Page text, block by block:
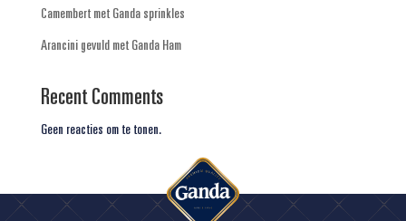
Camembert met Ganda sprinkles
Arancini gevuld met Ganda Ham
Recent Comments
Geen reacties om te tonen.